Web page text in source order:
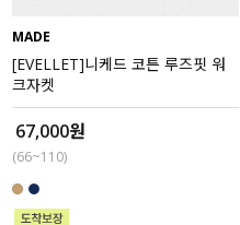
MADE
[EVELLET]니케드 코튼 루즈핏 워
크자켓
67,000원
(66~110)